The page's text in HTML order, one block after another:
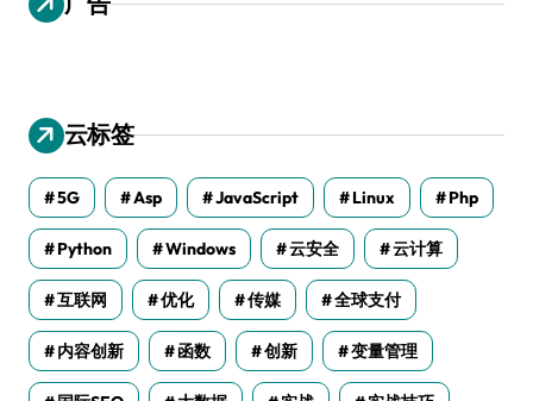
云标签
5G Asp JavaScript Linux Php
Python Windows 云安全 云计算
互联网 优化 传媒 全球支付
内容创新 函数 创新 变量管理